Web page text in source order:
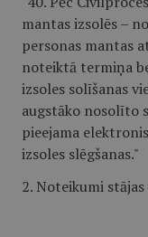
mantas izsolēs –
personas mantas
noteiktā termiņa
izsoles solīšanas
augstāko nosolīto
pieejama
izsoles slēgšanas."
2. Noteikumi stājas